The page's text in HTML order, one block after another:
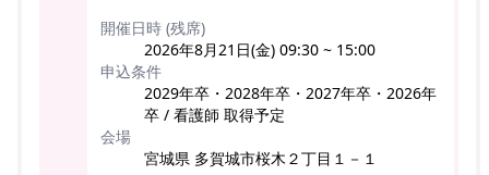
開催日時 (残席)
2026年8月21日(金) 09:30 ~ 15:00
申込条件
2029年卒・2028年卒・2027年卒・2026年
卒 / 看護師 取得予定
会場
宮城県 多賀城市桜木２丁目１－１